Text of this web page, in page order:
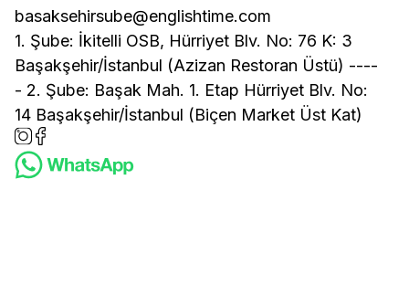
basaksehirsube@englishtime.com
1. Şube: İkitelli OSB, Hürriyet Blv. No: 76 K: 3
Başakşehir/İstanbul (Azizan Restoran Üstü) ----
- 2. Şube: Başak Mah. 1. Etap Hürriyet Blv. No:
14 Başakşehir/İstanbul (Biçen Market Üst Kat)